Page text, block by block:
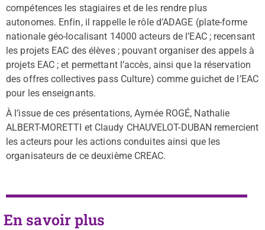
compétences les stagiaires et de les rendre plus
autonomes. Enfin, il rappelle le rôle d’ADAGE (plate-forme
nationale géo-localisant 14000 acteurs de l’EAC ; recensant
les projets EAC des élèves ; pouvant organiser des appels à
projets EAC ; et permettant l’accès, ainsi que la réservation
des offres collectives pass Culture) comme guichet de l’EAC
pour les enseignants.
À l’issue de ces présentations, Aymée ROGÉ, Nathalie
ALBERT-MORETTI et Claudy CHAUVELOT-DUBAN remercient
les acteurs pour les actions conduites ainsi que les
organisateurs de ce deuxième CREAC.
En savoir plus